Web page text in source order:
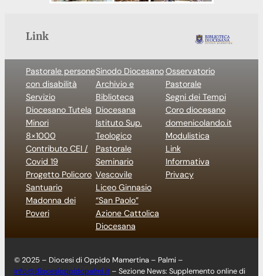
Link
Pastorale persone
con disabilità
Servizio
Diocesano Tutela
Minori
8×1000
Contributo CEI /
Covid 19
Progetto Policoro
Santuario
Madonna dei
Poveri
Sinodo Diocesano
Archivio e
Biblioteca
Diocesana
Istituto Sup.
Teologico
Pastorale
Seminario
Vescovile
Liceo Ginnasio
“San Paolo”
Azione Cattolica
Diocesana
Osservatorio
Pastorale
Segni dei Tempi
Coro diocesano
domenicolando.it
Modulistica
Link
Informativa
Privacy
© 2025 – Diocesi di Oppido Mamertina – Palmi –
info@diocesioppidopalmi.it – Sezione News: Supplemento online di